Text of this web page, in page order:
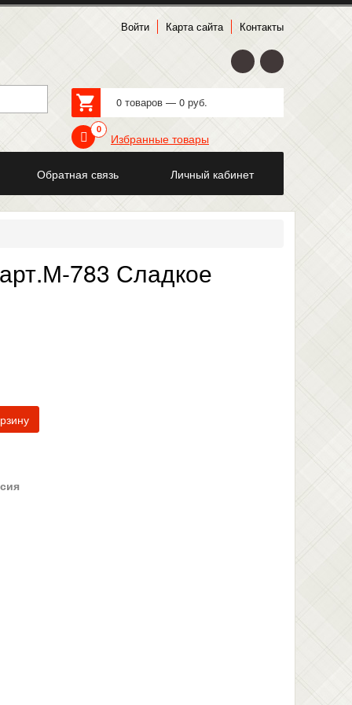
Войти Карта сайта Контакты
0 товаров — 0 руб.
0
Избранные товары
Обратная связь Личный кабинет
783 Сладкое